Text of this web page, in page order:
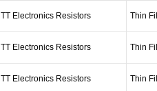
TT Electronics Resistors Thin
TT Electronics Resistors Thin
TT Electronics Resistors Thin